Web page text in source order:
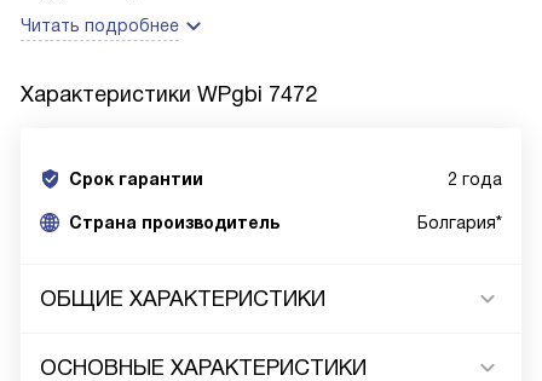
Читать подробнее
Характеристики WPgbi 7472
Срок гарантии 2 года
Cтрана производитель Болгария*
ОБЩИЕ ХАРАКТЕРИСТИКИ
ОСНОВНЫЕ ХАРАКТЕРИСТИКИ